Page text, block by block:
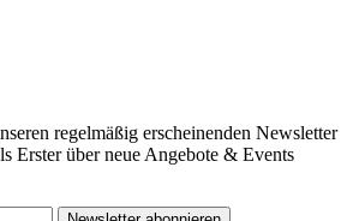
regelmäßig erscheinenden Newsletter
Erster über neue Angebote & Events